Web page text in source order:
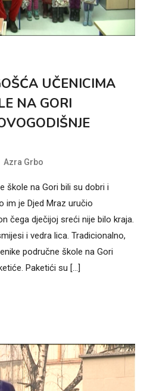
UČENICIMA
NA GORI
Azra Grbo
škole na Gori bili su dobri i
im je Djed Mraz uručio
čega dječijoj sreći nije bilo kraja.
i vedra lica. Tradicionalno,
područne škole na Gori
Paketići su […]